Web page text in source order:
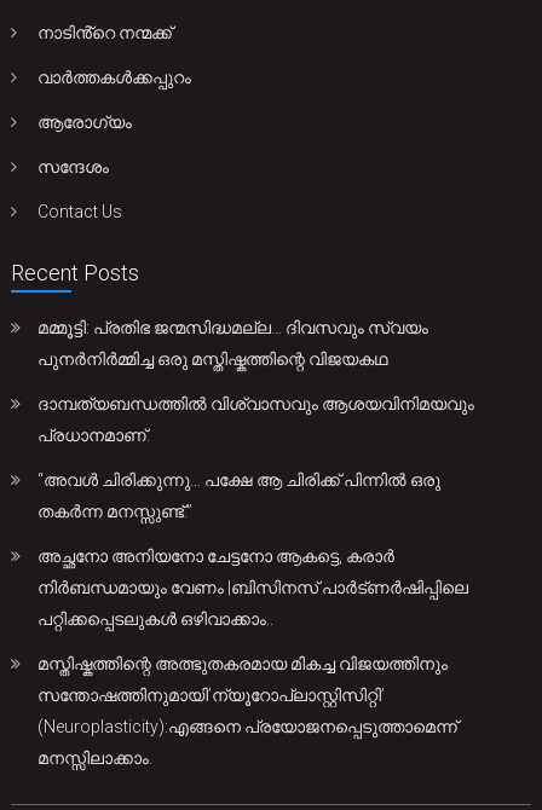
നാടിൻ്റെ നന്മക്ക്
വാർത്തകൾക്കപ്പുറം
ആരോഗ്യം
സന്ദേശം
Contact Us
Recent Posts
മമ്മൂട്ടി: പ്രതിഭ ജന്മസിദ്ധമല്ല… ദിവസവും സ്വയം
പുനർനിർമ്മിച്ച ഒരു മസ്തിഷ്കത്തിന്റെ വിജയകഥ
ദാമ്പത്യബന്ധത്തിൽ വിശ്വാസവും ആശയവിനിമയവും
പ്രധാനമാണ്.
“അവൾ ചിരിക്കുന്നു… പക്ഷേ ആ ചിരിക്ക് പിന്നിൽ ഒരു
തകർന്ന മനസ്സുണ്ട്.”
അച്ഛനോ അനിയനോ ചേട്ടനോ ആകട്ടെ, കരാർ
നിർബന്ധമായും വേണം |ബിസിനസ് പാർട്ണർഷിപ്പിലെ
പറ്റിക്കപ്പെടലുകൾ ഒഴിവാക്കാം..
മസ്തിഷ്കത്തിന്റെ അത്ഭുതകരമായ മികച്ച വിജയത്തിനും
സന്തോഷത്തിനുമായി’ന്യൂറോപ്ലാസ്റ്റിസിറ്റി’
(Neuroplasticity):എങ്ങനെ പ്രയോജനപ്പെടുത്താമെന്ന്
മനസ്സിലാക്കാം.